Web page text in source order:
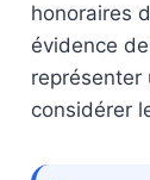
honoraires
évidence
considérer